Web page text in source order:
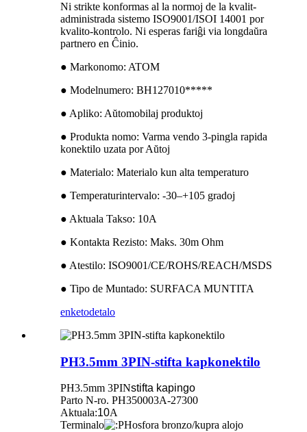
Ni strikte konformas al la normoj de la kvalit-
administrada sistemo ISO9001/ISOI 14001 por
kvalito-kontrolo. Ni esperas fariĝi via longdaŭra
partnero en Ĉinio.
● Markonomo: ATOM
● Modelnumero: BH127010*****
● Apliko: Aŭtomobilaj produktoj
● Produkta nomo: Varma vendo 3-pingla rapida
konektilo uzata por Aŭtoj
● Materialo: Materialo kun alta temperaturo
● Temperaturintervalo: -30–+105 gradoj
● Aktuala Takso: 10A
● Kontakta Rezisto: Maks. 30m Ohm
● Atestilo: ISO9001/CE/ROHS/REACH/MSDS
● Tipo de Muntado: SURFACA MUNTITA
enketodetalo
PH3.5mm 3PIN-stifta kapkonektilo
PH3.5mm 3PINstifta kapingo
Parto N-ro. PH350003A-27300
Aktuala:10A
Terminalo
Hosfora bronzo/kupra alojo